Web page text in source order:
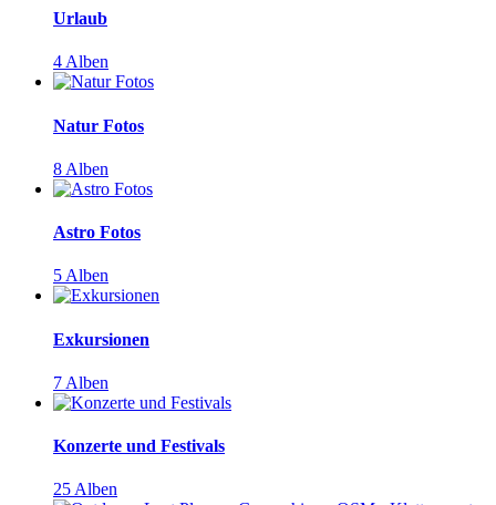
Urlaub
4 Alben
Natur Fotos
8 Alben
Astro Fotos
5 Alben
Exkursionen
7 Alben
Konzerte und Festivals
25 Alben